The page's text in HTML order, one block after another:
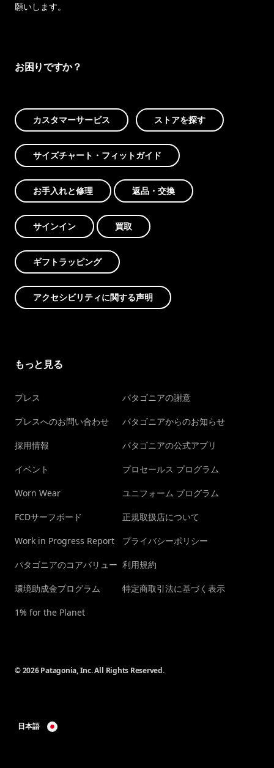
願いします。
お困りですか？
カスタマーサービス ストアを探す
サイズチャート・フィットガイド
お手入れと修理 返品・交換
サインイン 買取
ギフトラッピング
アクセシビリティに関する声明
もっと見る
プレス
プレスへのお問い合わせ
採用情報
イベント
Worn Wear
FCDサーフボード
Work in Progress Report
パタゴニアのコアバリュー
環境助成金プログラム
1% for the Planet
パタゴニアの謝意
パタゴニアからのお知らせ
パタゴニアの公式アプリ
プロセールス プログラム
ユニフォーム プログラム
正規取扱店について
プライバシーポリシー
利用規約
特定商取引法に基づく表示
© 2026 Patagonia, Inc. All Rights Reserved.
日本語